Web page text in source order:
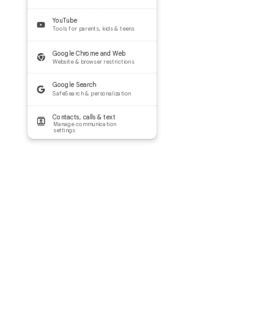
YouTube
Tools for parents, kids & teens
Google Chrome and Web
Website & browser restrictions
Google Search
SafeSearch & personalization
Contacts, calls & text
Manage communication
settings